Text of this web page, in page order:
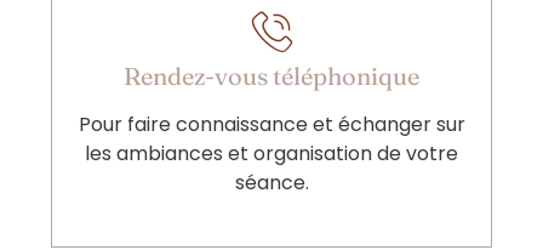
Rendez-vous téléphonique
Pour faire connaissance et échanger sur
les ambiances et organisation de votre
séance.